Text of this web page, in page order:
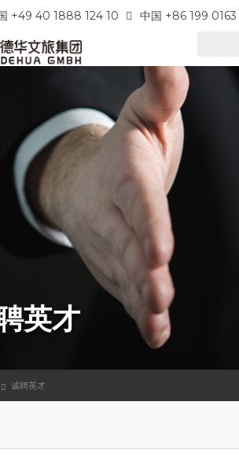
+49 40 1888 124 10 中国 +86 199
英才
诚聘英才